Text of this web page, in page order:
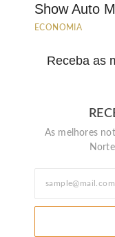
Show Auto
ECONOMIA
Receba as
As melhores